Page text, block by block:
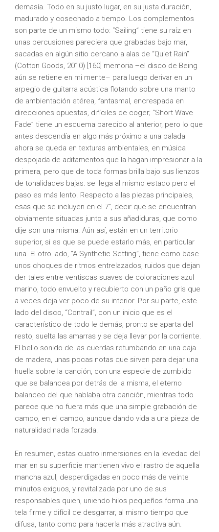
demasía. Todo en su justo lugar, en su justa duración,
madurado y cosechado a tiempo. Los complementos
son parte de un mismo todo: “Sailing” tiene su raíz en
unas percusiones pareciera que grabadas bajo mar,
sacadas en algún sitio cercano a alas de “Quiet Rain”
(Cotton Goods, 2010) [160] memoria –el disco de Being
aún se retiene en mi mente– para luego derivar en un
arpegio de guitarra acústica flotando sobre una manto
de ambientación etérea, fantasmal, encrespada en
direcciones opuestas, difíciles de coger; “Short Wave
Fade” tiene un esquema parecido al anterior, pero lo que
antes descendía en algo más próximo a una balada
ahora se queda en texturas ambientales, en música
despojada de aditamentos que la hagan impresionar a la
primera, pero que de toda formas brilla bajo sus lienzos
de tonalidades bajas: se llega al mismo estado pero el
paso es más lento. Respecto a las piezas principales,
esas que se incluyen en el 7”, decir que se encuentran
obviamente situadas junto a sus añadiduras, que como
dije son una misma. Aún así, están en un territorio
superior, si es que se puede estarlo más, en particular
una. El otro lado, “A Synthetic Setting”, tiene como base
unos choques de ritmos entrelazados, ruidos que dejan
der tales entre ventiscas suaves de coloraciones azul
marino, todo envuelto y recubierto con un paño gris que
a veces deja ver poco de su interior. Por su parte, este
lado del disco, “Contrail”, con un inicio que es el
característico de todo le demás, pronto se aparta del
resto, suelta las amarras y se deja llevar por la corriente.
El bello sonido de las cuerdas retumbando en una caja
de madera, unas pocas notas que sirven para dejar una
huella sobre la canción, con una especie de zumbido
que se balancea por detrás de la misma, el eterno
balanceo del que hablaba otra canción, mientras todo
parece que no fuera más que una simple grabación de
campo, en el campo, aunque dando vida a una pieza de
naturalidad nada forzada.
En resumen, estas cuatro inmersiones en la levedad del
mar en su superficie mantienen vivo el rastro de aquella
mancha azul, desperdigadas en poco más de veinte
minutos exiguos, y revitalizada por uno de sus
responsables quien, uniendo hilos pequeños forma una
tela firme y difícil de desgarrar, al mismo tiempo que
difusa, tanto como para hacerla más atractiva aún.